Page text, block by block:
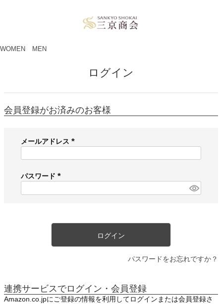
WOMEN MEN
ログイン
会員登録がお済みのお客様
メールアドレス
必
)
パスワード
必
ログイン
パスワードをお忘れですか？
連携サービスでログイン・会員登録
Amazon.co.jpにご登録の情報を利用してログインまたは会員登録さ